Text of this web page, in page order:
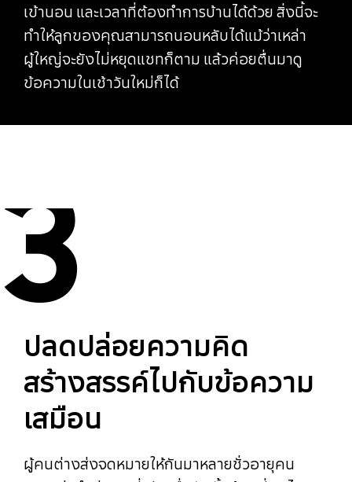
เข้านอน และเวลาที่ต้องทำการบ้านได้ด้วย สิ่งนี้จะ
ทำให้ลูกของคุณสามารถนอนหลับได้แม้ว่าเหล่า
ผู้ใหญ่จะยังไม่หยุดแชทก็ตาม แล้วค่อยตื่นมาดู
ข้อความในเช้าวันใหม่ก็ได้
3
ปลดปล่อยความคิด
สร้างสรรค์ไปกับข้อความ
เสมือน
ผู้คนต่างส่งจดหมายให้กันมาหลายชั่วอายุคน